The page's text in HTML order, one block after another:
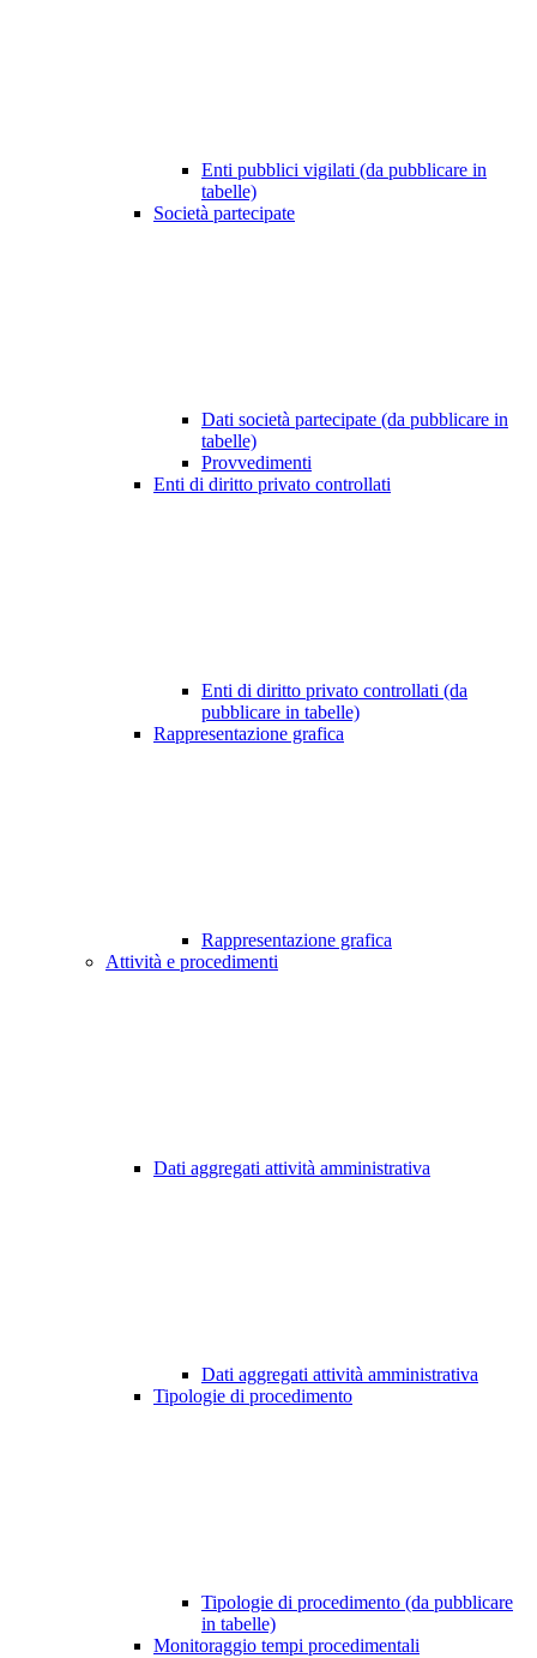
Enti pubblici vigilati (da pubblicare in
tabelle)
Società partecipate
Dati società partecipate (da pubblicare in
tabelle)
Provvedimenti
Enti di diritto privato controllati
Enti di diritto privato controllati (da
pubblicare in tabelle)
Rappresentazione grafica
Rappresentazione grafica
Attività e procedimenti
Dati aggregati attività amministrativa
Dati aggregati attività amministrativa
Tipologie di procedimento
Tipologie di procedimento (da pubblicare
in tabelle)
Monitoraggio tempi procedimentali